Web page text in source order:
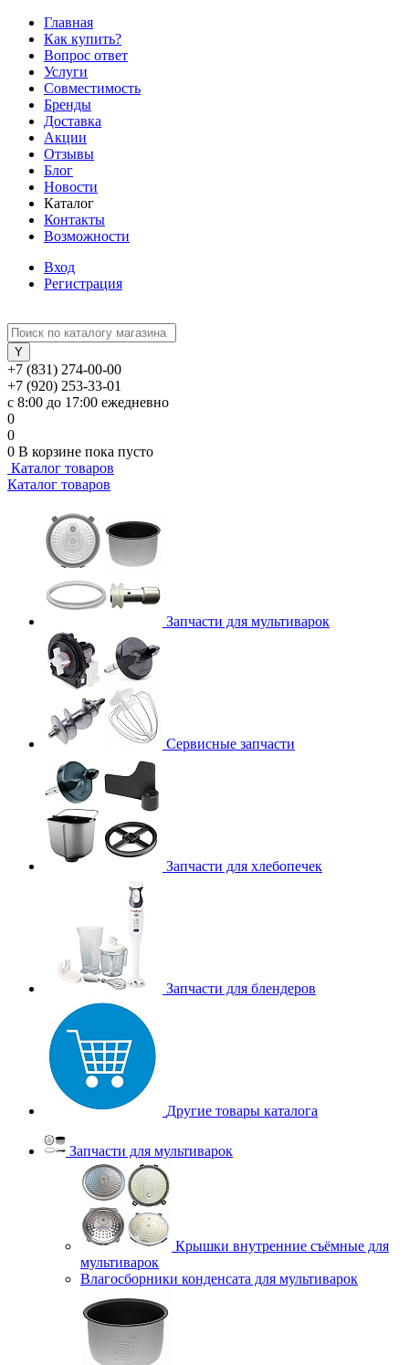
Главная
Как купить?
Вопрос ответ
Услуги
Совместимость
Бренды
Доставка
Акции
Отзывы
Блог
Новости
Каталог
Контакты
Возможности
Вход
Регистрация
+7 (831) 274-00-00
+7 (920) 253-33-01
с 8:00 до 17:00 ежедневно
0
0
0 В корзине пока пусто
Каталог товаров
Каталог товаров
Запчасти для мультиварок
Сервисные запчасти
Запчасти для хлебопечек
Запчасти для блендеров
Другие товары каталога
Запчасти для мультиварок
Крышки внутренние съёмные для
мультиварок
Влагосборники конденсата для мультиварок